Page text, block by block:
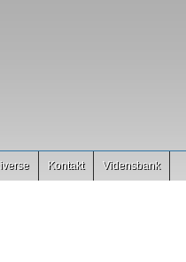
Kontakt Vidensbank